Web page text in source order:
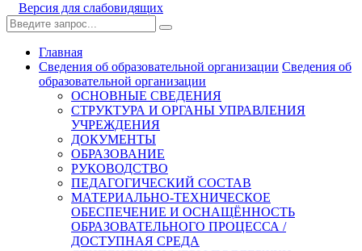
Версия для слабовидящих
Главная
Сведения об образовательной организации Сведения об
образовательной организации
ОСНОВНЫЕ СВЕДЕНИЯ
СТРУКТУРА И ОРГАНЫ УПРАВЛЕНИЯ
УЧРЕЖДЕНИЯ
ДОКУМЕНТЫ
ОБРАЗОВАНИЕ
РУКОВОДСТВО
ПЕДАГОГИЧЕСКИЙ СОСТАВ
МАТЕРИАЛЬНО-ТЕХНИЧЕСКОЕ
ОБЕСПЕЧЕНИЕ И ОСНАЩЁННОСТЬ
ОБРАЗОВАТЕЛЬНОГО ПРОЦЕССА /
ДОСТУПНАЯ СРЕДА